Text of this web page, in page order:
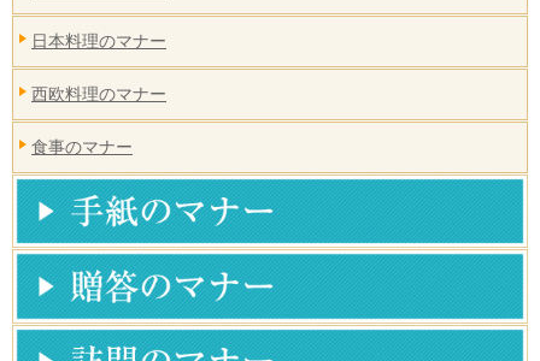
日本料理のマナー
西欧料理のマナー
食事のマナー